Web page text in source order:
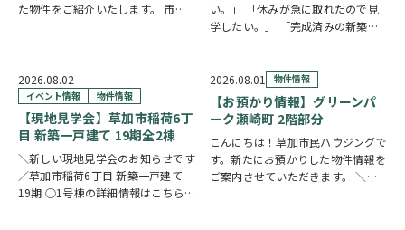
た物件をご紹介いたします。 市川
https://www.century21soka.com/st/s…
い。」 「休みが急に取れたので見
学したい。」 「完成済みの新築を
一戸建て】です。 草加市民ハウジ
ングでは、草加市・八潮市を中心
に、当日ご案内可能な完…
2026.08.02
イベント情報 物件情報
【現地見学会】草加市稲荷6丁
目 新築一戸建て 19期全2棟
＼新しい現地見学会のお知らせです
／草加市稲荷6丁目 新築一戸建て
19期 ○1号棟の詳細情報はこちら
2026.08.01 物件情報
【お預かり情報】グリーンパ
ーク瀬崎町 2階部分
こんにちは！草加市民ハウジングで
す。新たにお預かりした物件情報を
ご案内させていただきます。 ＼弊